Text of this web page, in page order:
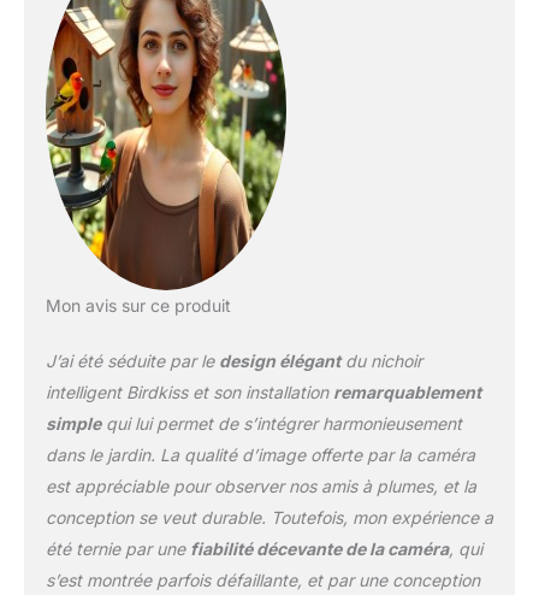
plaisir éducatif pour les
enfants. Utilisez
l'application pour
observer vos amis à
plumes à tout moment,
n'importe où sans
déranger leurs nids.
Profitez de la magie de la
nature sans effort Restez
avec des notifications
mouvements détectés.
Enregistrez et stockez
sans effort de superbes
vidéos d'oiseaux avec
une caméra nichoir.
Profitez de la clarté avec
une vidéo HD 1080p
nette et écoutez les
Mon avis sur ce produit
J’ai été séduite par le design élégantdu nichoir
intelligent Birdkiss et son installation remarquablement
simplequi lui permet de s’intégrer harmonieusement
dans le jardin. La qualité d’image offerte par la caméra
est appréciable pour observer nos amis à plumes, et la
conception se veut durable. Toutefois, mon expérience a
été ternie par une fiabilité décevante de la caméra, qui
s’est montrée parfois défaillante, et par une conception